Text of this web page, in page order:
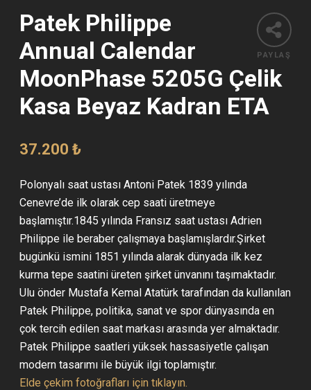
PAYLAŞ
Patek Philippe
Annual Calendar
MoonPhase 5205G Çelik
Kasa Beyaz Kadran ETA
37.200₺
Polonyalı saat ustası Antoni Patek 1839 yılında
Cenevre’de ilk olarak cep saati üretmeye
başlamıştır.1845 yılında Fransız saat ustası Adrien
Philippe ile beraber çalışmaya başlamışlardır.Şirket
bugünkü ismini 1851 yılında alarak dünyada ilk kez
kurma tepe saatini üreten şirket ünvanını taşımaktadır.
Ulu önder Mustafa Kemal Atatürk tarafından da kullanılan
Patek Philippe, politika, sanat ve spor dünyasında en
çok tercih edilen saat markası arasında yer almaktadır.
Patek Philippe saatleri yüksek hassasiyetle çalışan
modern tasarımı ile büyük ilgi toplamıştır.
Elde çekim fotoğrafları için tıklayın.